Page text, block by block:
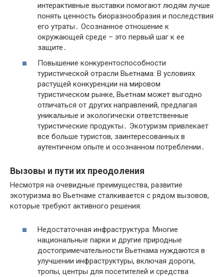
интерактивные выставки помогают людям лучше
понять ценность биоразнообразия и последствия
его утраты․ Осознанное отношение к
окружающей среде – это первый шаг к ее
защите․
Повышение конкурентоспособности
туристической отрасли Вьетнама: В условиях
растущей конкуренции на мировом
туристическом рынке, Вьетнам может выгодно
отличаться от других направлений, предлагая
уникальные и экологически ответственные
туристические продукты․ Экотуризм привлекает
все больше туристов, заинтересованных в
аутентичном опыте и осознанном потреблении․
Вызовы и пути их преодоления
Несмотря на очевидные преимущества, развитие
экотуризма во Вьетнаме сталкивается с рядом вызовов,
которые требуют активного решения:
Недостаточная инфраструктура: Многие
национальные парки и другие природные
достопримечательности Вьетнама нуждаются в
улучшении инфраструктуры, включая дороги,
тропы, центры для посетителей и средства